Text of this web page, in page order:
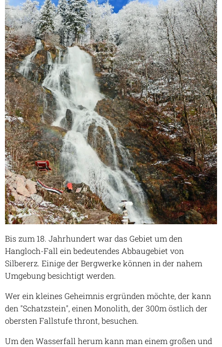
Bis zum 18. Jahrhundert war das Gebiet um den
Hangloch-Fall ein bedeutendes Abbaugebiet von
Silbererz. Einige der Bergwerke können in der nahem
Umgebung besichtigt werden.
Wer ein kleines Geheimnis ergründen möchte, der kann
den "Schatzstein", einen Monolith, der 300m östlich der
obersten Fallstufe thront, besuchen.
Um den Wasserfall herum kann man einem großen und